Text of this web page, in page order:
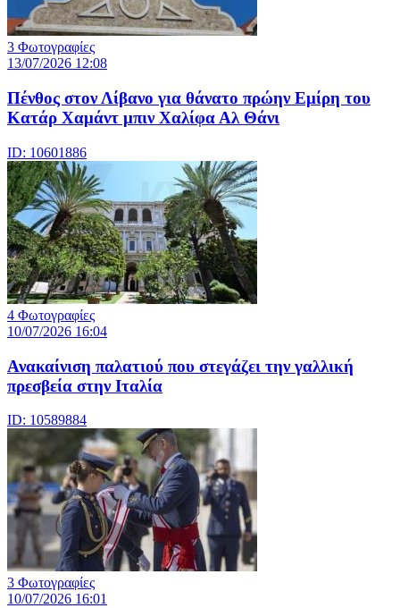
3 Φωτογραφίες
13/07/2026 12:08
Πένθος στον Λίβανο για θάνατο πρώην Εμίρη του
Κατάρ Χαμάντ μπιν Χαλίφα Αλ Θάνι
ID: 10601886
4 Φωτογραφίες
10/07/2026 16:04
Ανακαίνιση παλατιού που στεγάζει την γαλλική
πρεσβεία στην Ιταλία
ID: 10589884
3 Φωτογραφίες
10/07/2026 16:01